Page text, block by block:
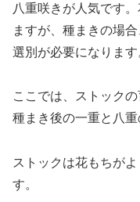
八重咲きが人気です
ますが、種まきの場
選別が必要になります
ここでは、ストック
種まき後の一重と八重
ストックは花もちが
す。